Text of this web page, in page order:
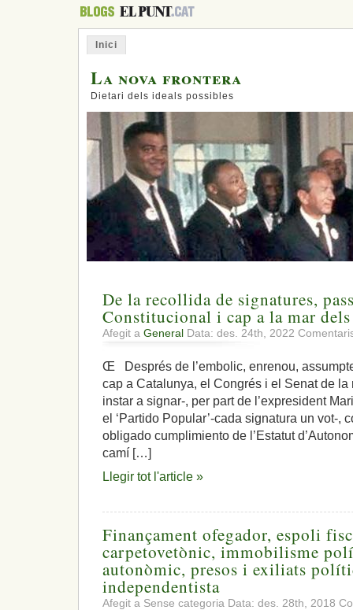
Inici
La nova frontera
Dietari dels ideals possibles
De la recollida de signatures,
Constitucional i cap a la mar dels
Afegit a General Data: des. 24th, 2022
Œ Després de l’embolic, enrenou,
cap a Catalunya, el Congrés i el Senat de
instar a signar-, per part de l’expresident
el ‘Partido Popular’-cada signatura un vot-,
obligado cumplimiento de l’Estatut
camí […]
Llegir tot l'article »
Finançament ofegador, espoli
carpetovetònic, immobilisme
autonòmic, presos i exiliats
independentista
Afegit a Sense categoria Data: des. 28th, 2018